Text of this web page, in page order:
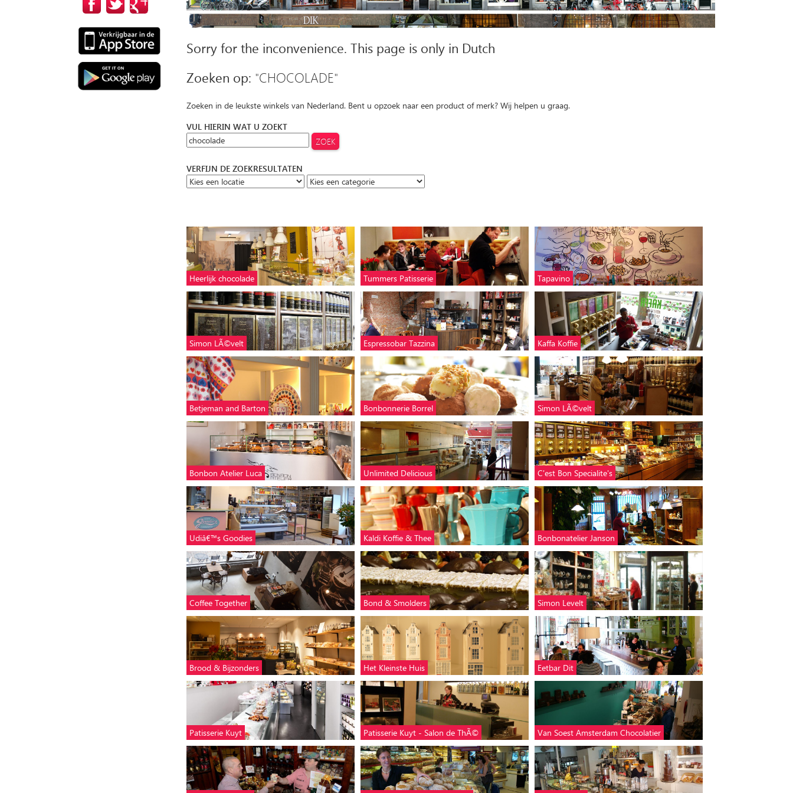
Sorry for the inconvenience. This page is only in Dutch
Zoeken op: "CHOCOLADE"
Zoeken in de leukste winkels van Nederland. Bent u opzoek naar een product of merk? Wij helpen u graag.
VUL HIERIN WAT U ZOEKT
VERFIJN DE ZOEKRESULTATEN
Heerlijk chocolade Tummers Patisserie Tapavino
Simon LÃ©velt Espressobar Tazzina Kaffa Koffie
Betjeman and Barton Bonbonnerie Borrel Simon LÃ©velt
Bonbon Atelier Luca Unlimited Delicious C'est Bon Specialite's
Udiâ€™s Goodies Kaldi Koffie & Thee Bonbonatelier Janson
Coffee Together Bond & Smolders Simon Levelt
Brood & Bijzonders Het Kleinste Huis Eetbar Dit
Patisserie Kuyt Patisserie Kuyt - Salon de ThÃ© Van Soest Amsterdam Chocolatier